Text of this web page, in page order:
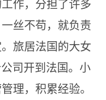
丝不苟，就负责
旅居法国的大女
司开到法国。小
理，积累经验。